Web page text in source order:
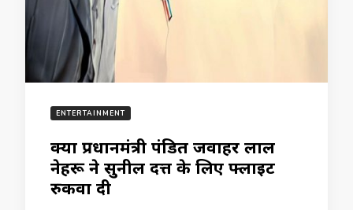
ENTERTAINMENT
क्यों प्रधानमंत्री पंडित जवाहर लाल
नेहरू ने सुनील दत्त के लिए फ्लाइट
रुकवा दी